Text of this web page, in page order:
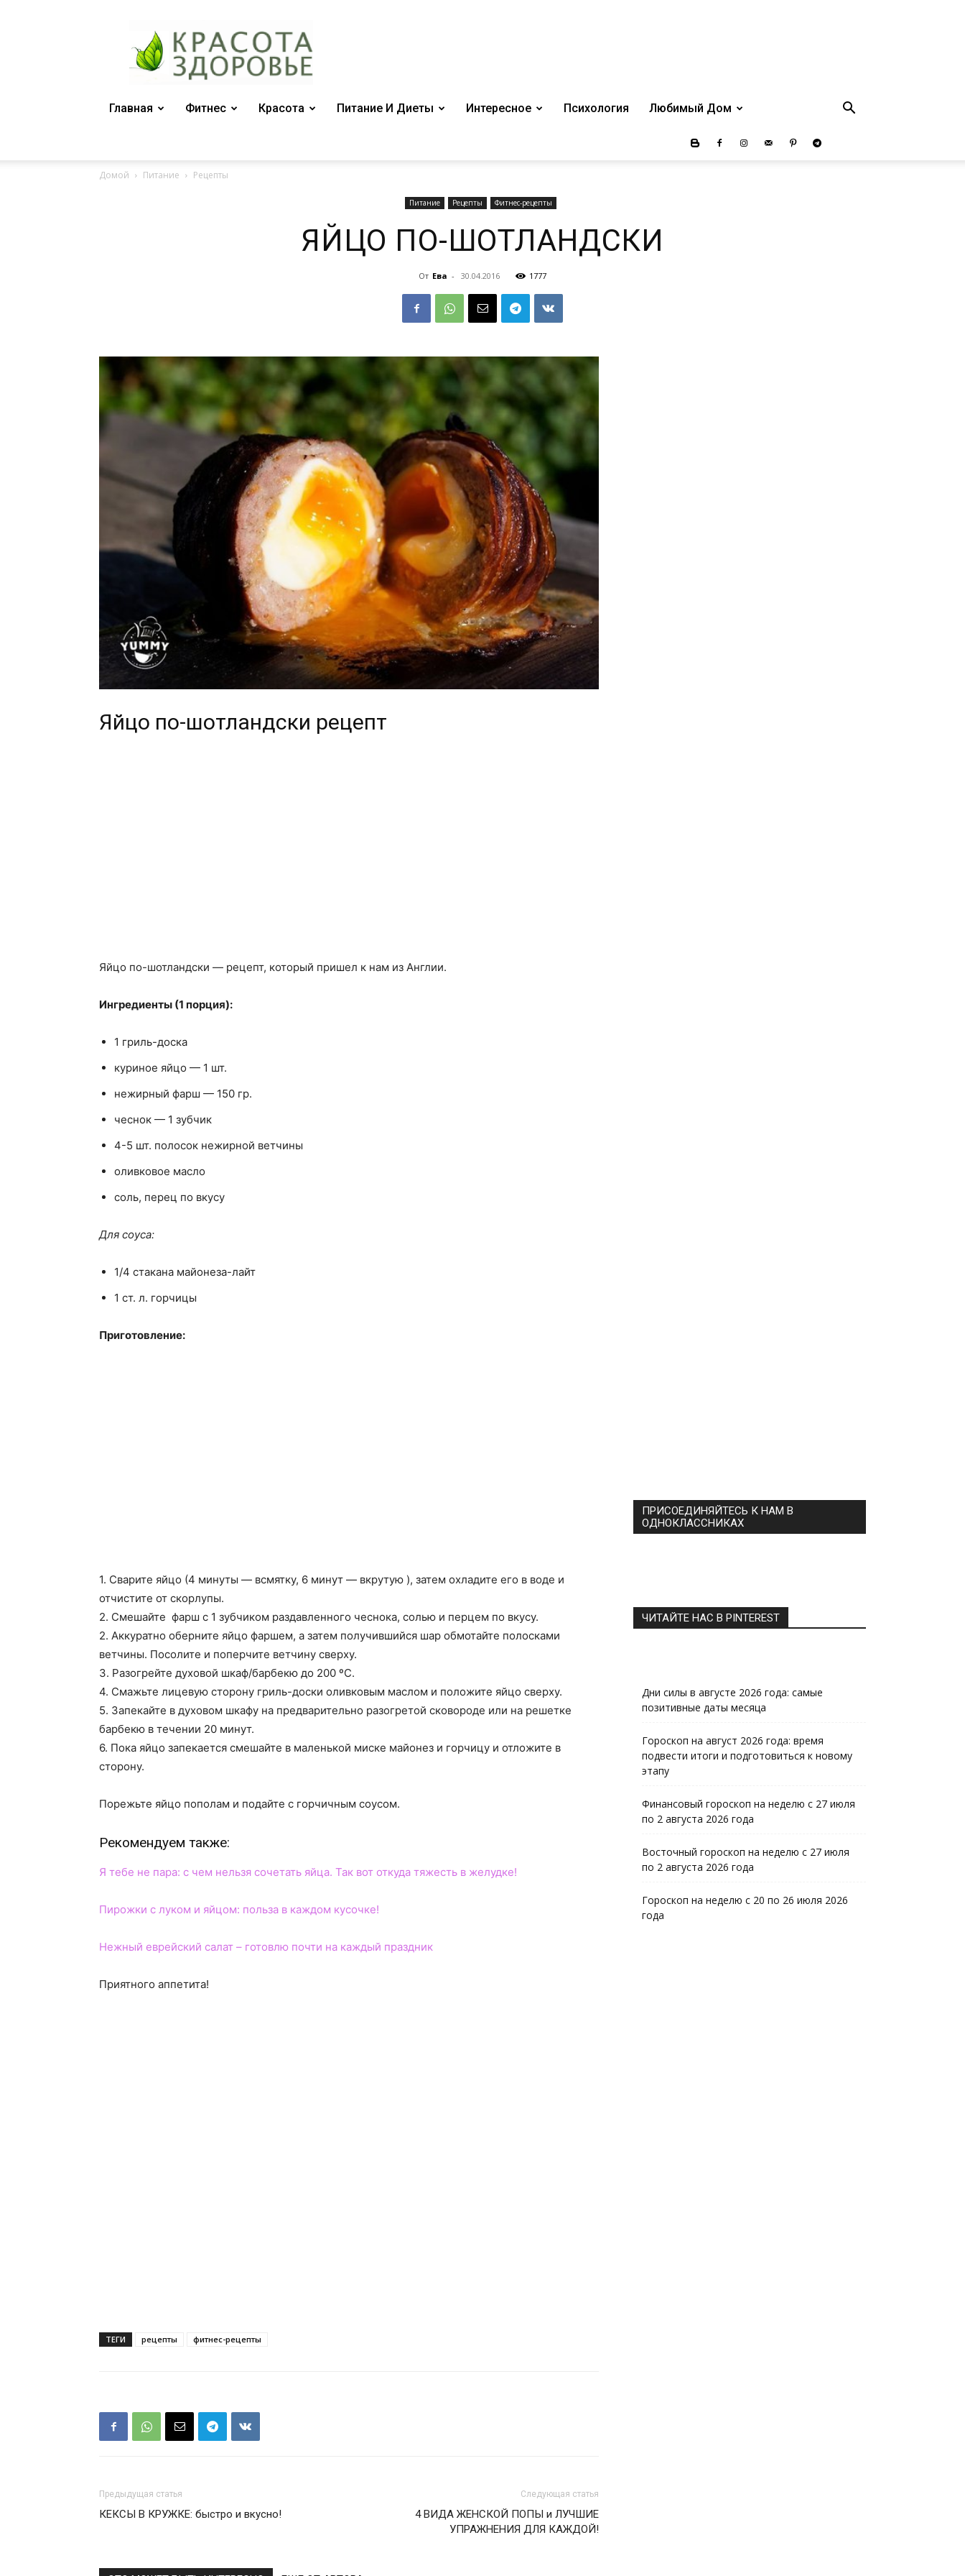
журнал
"Красота
и
Главная
Фитнес Красота Питание И Диеты Интересное Психология Любимый Дом
Домой Питание Рецепты
Питание Рецепты Фитнес-рецепты
ЯЙЦО ПО-ШОТЛАНДСКИ
От Ева - 30.04.2016 1777
Яйцо по-шотландски рецепт
Яйцо по-шотландски — рецепт, который пришел к нам из Англии.
Ингредиенты (1 порция):
1 гриль-доска
куриное яйцо — 1 шт.
нежирный фарш — 150 гр.
чеснок — 1 зубчик
4-5 шт. полосок нежирной ветчины
оливковое масло
соль, перец по вкусу
Для соуса:
1/4 стакана майонеза-лайт
1 ст. л. горчицы
Приготовление:
1. Сварите яйцо (4 минуты — всмятку, 6 минут — вкрутую ), затем охладите его в воде и
отчистите от скорлупы.
2. Смешайте фарш с 1 зубчиком раздавленного чеснока, солью и перцем по вкусу.
2. Аккуратно оберните яйцо фаршем, а затем получившийся шар обмотайте полосками
ветчины. Посолите и поперчите ветчину сверху.
3. Разогрейте духовой шкаф/барбекю до 200 ºС.
4. Смажьте лицевую сторону гриль-доски оливковым маслом и положите яйцо сверху.
5. Запекайте в духовом шкафу на предварительно разогретой сковороде или на решетке
барбекю в течении 20 минут.
6. Пока яйцо запекается смешайте в маленькой миске майонез и горчицу и отложите в
сторону.
Порежьте яйцо пополам и подайте с горчичным соусом.
Рекомендуем также:
Я тебе не пара: с чем нельзя сочетать яйца. Так вот откуда тяжесть в желудке!
Пирожки с луком и яйцом: польза в каждом кусочке!
Нежный еврейский салат – готовлю почти на каждый праздник
Приятного аппетита!
ТЕГИ рецепты фитнес-рецепты
Предыдущая статья
КЕКСЫ В КРУЖКЕ: быстро и вкусно!
Следующая статья
4 ВИДА ЖЕНСКОЙ ПОПЫ и ЛУЧШИЕ
УПРАЖНЕНИЯ ДЛЯ КАЖДОЙ!
ПРИСОЕДИНЯЙТЕСЬ К НАМ В
ОДНОКЛАССНИКАХ
ЧИТАЙТЕ НАС В PINTEREST
Дни силы в августе 2026 года: самые
позитивные даты месяца
Гороскоп на август 2026 года: время
подвести итоги и подготовиться к новому
этапу
Финансовый гороскоп на неделю с 27 июля
по 2 августа 2026 года
Восточный гороскоп на неделю с 27 июля
по 2 августа 2026 года
Гороскоп на неделю с 20 по 26 июля 2026
года